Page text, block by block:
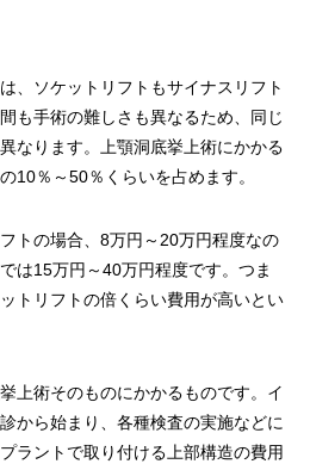
、ソケットリフトもサイナスリフト
も手術の難しさも異なるため、同じ
なります。上顎洞底挙上術にかかる
10％～50％くらいを占めます。
トの場合、8万円～20万円程度なの
は15万円～40万円程度です。つま
トリフトの倍くらい費用が高いとい
上術そのものにかかるものです。イ
から始まり、各種検査の実施などに
ラントで取り付ける上部構造の費用